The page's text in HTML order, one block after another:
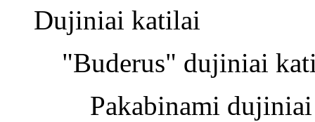
Dujiniai katilai
"Buderus" dujiniai
Pakabinami